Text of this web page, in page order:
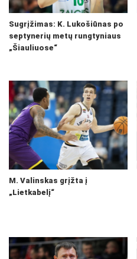
Sugrįžimas: K. Lukošiūnas po
septynerių metų rungtyniaus
„Šiauliuose“
M. Valinskas grįžta į
„Lietkabelį“